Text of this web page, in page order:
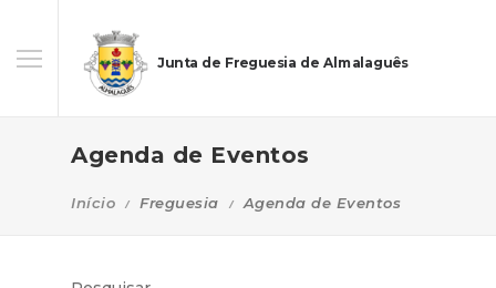
Junta de Freguesia de Almalaguês
Agenda de Eventos
Início Freguesia Agenda de Eventos